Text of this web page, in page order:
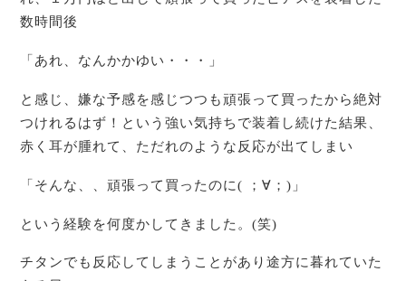
数時間後
「あれ、なんかかゆい・・・」
と感じ、嫌な予感を感じつつも頑張って買ったから絶対
つけれるはず！という強い気持ちで装着し続けた結果、
赤く耳が腫れて、ただれのような反応が出てしまい
「そんな、、頑張って買ったのに( ；∀；)」
という経験を何度かしてきました。(笑)
チタンでも反応してしまうことがあり途方に暮れていた